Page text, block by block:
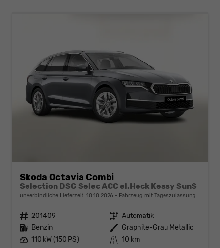
Skoda Octavia Combi
Selection DSG Selec ACC el.Heck Kessy SunS
unverbindliche Lieferzeit: 10.10.2026 Fahrzeug mit Tageszulassung
Fahrzeugnr. 201409 Getriebe Automatik
Kraftstoff Benzin Außenfarbe Graphite-Grau Metallic
Leistung 110 kW (150 PS) Kilometerstand 10 km